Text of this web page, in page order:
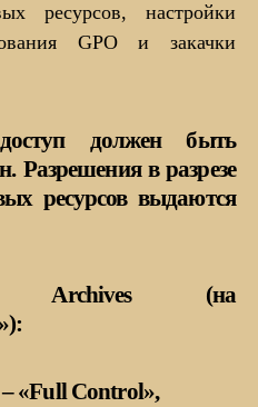
ресурсов, настройки
GPO и закачки
должен быть
Разрешения в разрезе
ресурсов выдаются
Archives (на
«Full Control»,